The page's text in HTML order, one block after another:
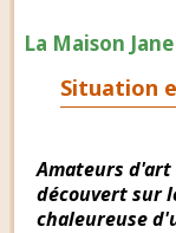
La Maison
Situation
Amateurs d'art
découvert sur
chaleureuse